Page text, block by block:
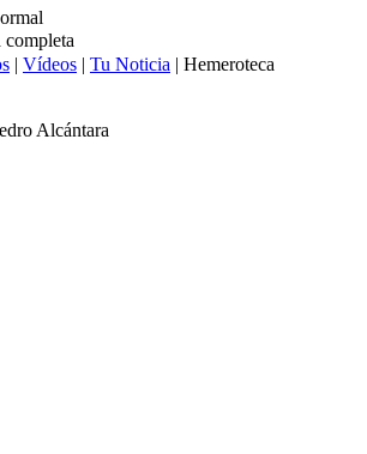
completa
| Vídeos | Tu Noticia | Hemeroteca
Alcántara